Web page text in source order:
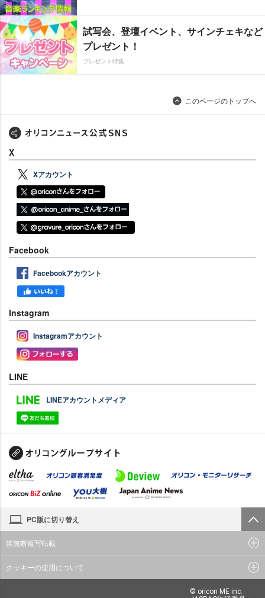
試写会、登壇イベント、サインチェキなど
プレゼント！
プレゼント特集
このページのトップへ
X
Xアカウント
Facebook
Facebookアカウント
Instagram
Instagramアカウント
LINE
LINEアカウントメディア
PC版に切り替え
禁無断複写転載
クッキーの使用について
© oricon ME inc.